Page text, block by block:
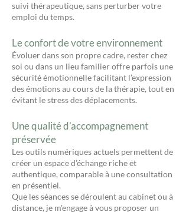
suivi thérapeutique, sans perturber votre
emploi du temps.
Le confort de votre environnement
Évoluer dans son propre cadre, rester chez
soi ou dans un lieu familier offre parfois une
sécurité émotionnelle facilitant l’expression
des émotions au cours de la thérapie, tout en
évitant le stress des déplacements.
Une qualité d’accompagnement
préservée
Les outils numériques actuels permettent de
créer un espace d’échange riche et
authentique, comparable à une consultation
en présentiel.
Que les séances se déroulent au cabinet ou à
distance, je m'engage à vous proposer un